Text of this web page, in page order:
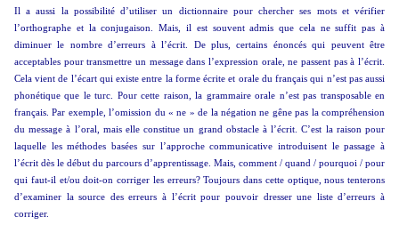
Il a aussi la possibilité d’utiliser un dictionnaire pour chercher ses mots et vérifier
l’orthographe et la conjugaison. Mais, il est souvent admis que cela ne suffit pas à
diminuer le nombre d’erreurs à l’écrit. De plus, certains énoncés qui peuvent être
acceptables pour transmettre un message dans l’expression orale, ne passent pas à l’écrit.
Cela vient de l’écart qui existe entre la forme écrite et orale du français qui n’est pas aussi
phonétique que le turc. Pour cette raison, la grammaire orale n’est pas transposable en
français. Par exemple, l’omission du « ne » de la négation ne gêne pas la compréhension
du message à l’oral, mais elle constitue un grand obstacle à l’écrit. C’est la raison pour
laquelle les méthodes basées sur l’approche communicative introduisent le passage à
l’écrit dès le début du parcours d’apprentissage. Mais, comment / quand / pourquoi / pour
qui faut-il et/ou doit-on corriger les erreurs? Toujours dans cette optique, nous tenterons
d’examiner la source des erreurs à l’écrit pour pouvoir dresser une liste d’erreurs à
corriger.